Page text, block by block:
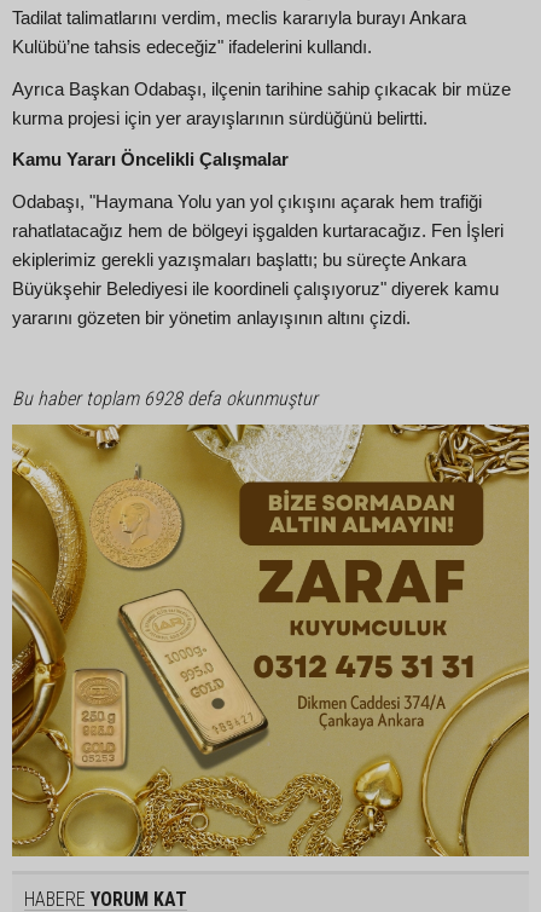
Tadilat talimatlarını verdim, meclis kararıyla burayı Ankara
Kulübü’ne tahsis edeceğiz" ifadelerini kullandı.
Ayrıca Başkan Odabaşı, ilçenin tarihine sahip çıkacak bir müze
kurma projesi için yer arayışlarının sürdüğünü belirtti.
Kamu Yararı Öncelikli Çalışmalar
Odabaşı, "Haymana Yolu yan yol çıkışını açarak hem trafiği
rahatlatacağız hem de bölgeyi işgalden kurtaracağız. Fen İşleri
ekiplerimiz gerekli yazışmaları başlattı; bu süreçte Ankara
Büyükşehir Belediyesi ile koordineli çalışıyoruz" diyerek kamu
yararını gözeten bir yönetim anlayışının altını çizdi.
Bu haber toplam 6928 defa okunmuştur
HABERE YORUM KAT